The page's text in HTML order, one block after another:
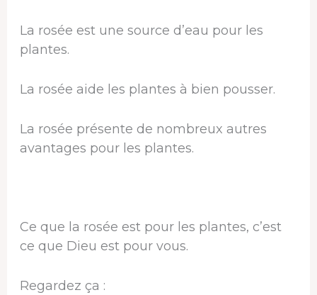
La rosée est une source d’eau pour les
plantes.
La rosée aide les plantes à bien pousser.
La rosée présente de nombreux autres
avantages pour les plantes.
Ce que la rosée est pour les plantes, c’est
ce que Dieu est pour vous.
Regardez ça :